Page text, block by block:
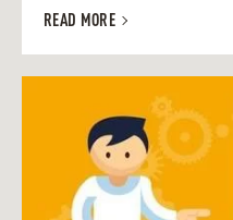
READ MORE